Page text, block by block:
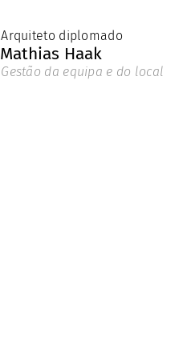
Arquiteto diplomado
Mathias Haak
Gestão da equipa e do local